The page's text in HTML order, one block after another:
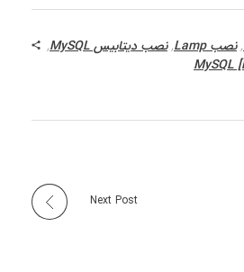
,نصب Lamp ,نصب دیتابیس MySQL
,
Next Post